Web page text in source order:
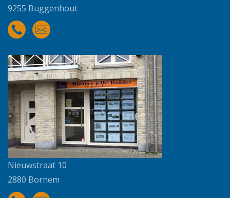
9255 Buggenhout
Nieuwstraat 10
2880 Bornem